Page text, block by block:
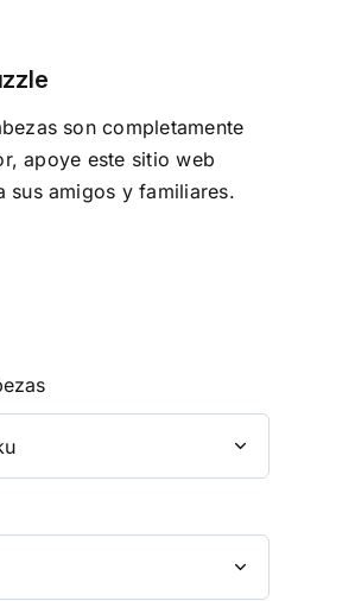
son completamente
apoye este sitio web
sus amigos y familiares.